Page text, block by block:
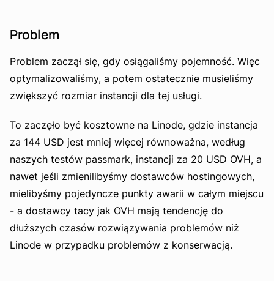
Problem
Problem zaczął się, gdy osiągaliśmy pojemność. Więc
optymalizowaliśmy, a potem ostatecznie musieliśmy
zwiększyć rozmiar instancji dla tej usługi.
To zaczęło być kosztowne na Linode, gdzie instancja
za 144 USD jest mniej więcej równoważna, według
naszych testów passmark, instancji za 20 USD OVH, a
nawet jeśli zmienilibyśmy dostawców hostingowych,
mielibyśmy pojedyncze punkty awarii w całym miejscu
- a dostawcy tacy jak OVH mają tendencję do
dłuższych czasów rozwiązywania problemów niż
Linode w przypadku problemów z konserwacją.